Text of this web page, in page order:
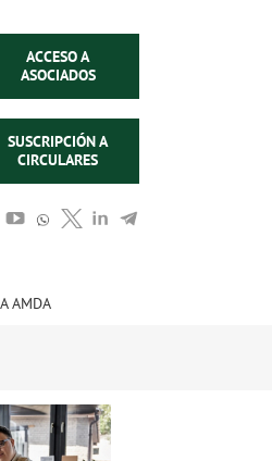
ACCESO A
ASOCIADOS
SUSCRIPCIÓN A
CIRCULARES
AMDA